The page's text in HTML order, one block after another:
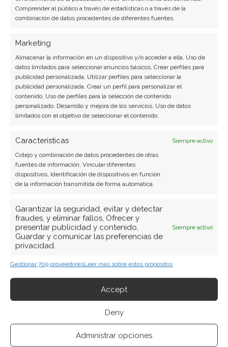
Comprender al público a través de estadísticas o a través de la
combinación de datos procedentes de diferentes fuentes.
Marketing
Almacenar la información en un dispositivo y/o acceder a ella, Uso de
datos limitados para seleccionar anuncios básicos, Crear perfiles para
publicidad personalizada, Utilizar perfiles para seleccionar la
publicidad personalizada, Crear un perfil para personalizar el
contenido, Uso de perfiles para la selección de contenido
personalizado, Desarrollo y mejora de los servicios, Uso de datos
limitados con el objetivo de seleccionar el contenido.
Características
Siempre activo
Cotejo y combinación de datos procedentes de otras
fuentes de información, Vincular diferentes
dispositivos, Identificación de dispositivos en función
de la información transmitida de forma automática.
Garantizar la seguridad, evitar y detectar
fraudes, y eliminar fallos, Ofrecer y
presentar publicidad y contenido,
Guardar y comunicar las preferencias de
privacidad.
Siempre activo
Gestionar 709 proveedoresLeer más sobre estos propósitos
Accept
Deny
Administrar opciones
NFC no solamente se trata de pagos
utiliza en diferentes ámbitos como el hogar, la
oficina, los bancos, la PYME, la industria y
muchas otras áreas de la producción, en muchos
países de todo el mundo, todos los días y con los
más diversos propósitos, con un éxito más que
importante.
Es por ello que a partir de este punto vamos a
conocer qué podemos hacer con el NFC de
nuestro celular,con el fin de intentar obtener un
beneficio más de nuestro dispositivo que
posiblemente nos puede llegar a ser de mucha
utilidad.
Pagar con NFC
Si bien en la actualidad existen varias formas de
pagar nuestros consumos de manera
electrónica,lo cierto es que la tecnología por
proximidad NFC es la más común y extendida en
todo el mundo. Por ello, es la primera tecnología
que mencionan los usuarios asociada a los pagos